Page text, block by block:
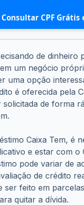
Consultar CPF Grátis
de dinheiro
um negócio
uma opção
é oferecida pela
solicitada de forma
Caixa Tem, é
e estar com o
pode variar de
de crédito
ser feito em
quitar a dívida.